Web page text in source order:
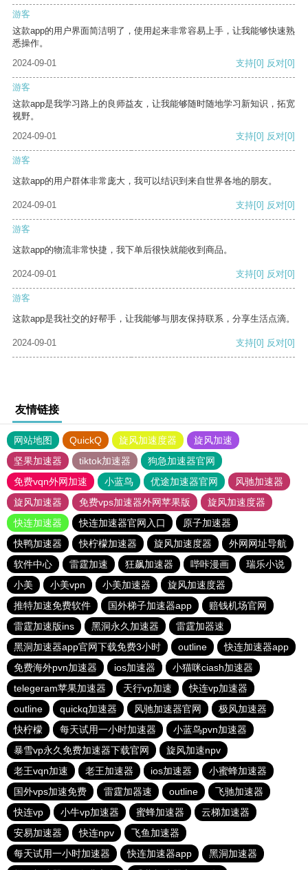
游客
这款app的用户界面简洁明了，使用起来非常容易上手，让我能够快速熟
悉操作。
2024-09-01
支持[0] 反对[0]
游客
这款app是我学习路上的良师益友，让我能够随时随地学习新知识，拓宽
视野。
2024-09-01
支持[0] 反对[0]
游客
这款app的用户群体非常庞大，我可以结识到来自世界各地的朋友。
2024-09-01 支持[0] 反对[0]
游客
这款app的物流非常快捷，我下单后很快就能收到商品。
2024-09-01 支持[0] 反对[0]
游客
这款app是我社交的好帮手，让我能够与朋友保持联系，分享生活点滴。
2024-09-01 支持[0] 反对[0]
友情链接
网站地图 QuickQ 旋风加速度器
旋风加速
坚果加速器
tiktok加速器
狗急加速器官网
免费vqn外网加速
小蓝鸟 优途加速器官网
风驰加速器
旋风加速器
免费vps加速器外网苹果版
旋风加速度器
快连加速器
快连加速器官网入口
原子加速器
快鸭加速器
快柠檬加速器 旋风加速度器
外网网址导航
软件中心
雷霆加速 狂飙加速器 哔咔漫画
瑞乐小说
小美
小美vpn 小美加速器
旋风加速度器
推特加速免费软件
国外梯子加速器app
赔钱机场官网
雷霆加速版ins
黑洞永久加速器
雷霆加器速
黑洞加速器app官网下载免费3小时
outline
快连加速器app
免费海外pvn加速器
ios加速器
小猫咪ciash加速器
telegeram苹果加速器
天行vp加速
快连vp加速器
outline
quickq加速器 风驰加速器官网
极风加速器
快柠檬
每天试用一小时加速器
小蓝鸟pvn加速器
暴雪vp永久免费加速器下载官网
旋风加速npv
老王vqn加速
老王加速器 ios加速器
小蜜蜂加速器
国外vps加速免费
雷霆加器速 outline
飞驰加速器
快连vp
小牛vp加速器 蜜蜂加速器
云梯加速器
安易加速器
快连npv
飞鱼加速器
每天试用一小时加速器
快连加速器app
黑洞加速器